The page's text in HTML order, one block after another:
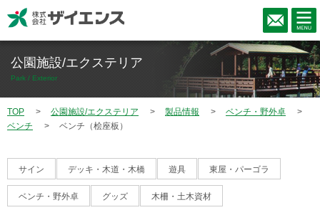
公園施設/エクステリア
Park / Exterior
TOP 公園施設/エクステリア 製品情報
ベンチ・野外卓
ベンチ
ベンチ（桧座板）
サイン デッキ・木道・木橋 遊具 東屋・パーゴラ
ベンチ・野外卓 グッズ 木柵・土木資材